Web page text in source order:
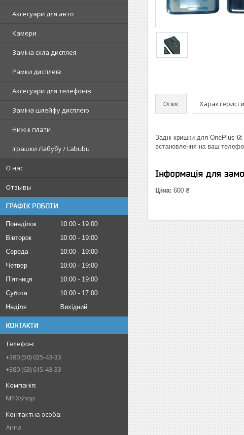
Аксесуари для авто
Камери
Заміна скла дисплея
Рамки дисплеїв
Аксесуари для телефонів
Заміна шлейфу дисплею
Нижні плати
Іграшки Лабубу / Labubu
О нас
Отзывы
ГРАФІК РОБОТИ
Понеділок 10:00
19:00
Вівторок
10:00
19:00
Середа
10:00
19:00
Четвер
10:00
19:00
Пʼятниця
10:00
19:00
Субота
10:00
17:00
Неділя
Вихідний
КОНТАКТИ
+380 (50) 025-43-33
+380 (63) 615-43-33
MFIXshop
Анна
Опис
Задні кришки для OnePlus 6t
встановлення на ваш
Інформація для
Ціна: 600 ₴